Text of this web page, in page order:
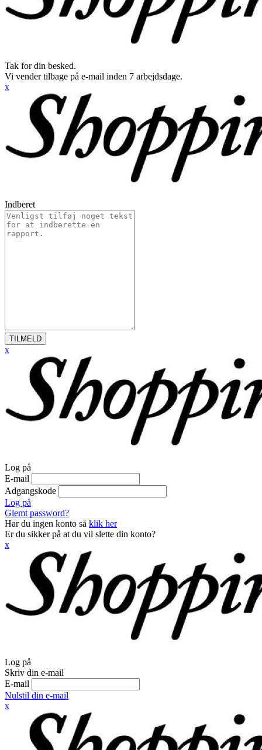
Tak for din besked.
Vi vender tilbage på e-mail inden 7 arbejdsdage.
x
Indberet
TILMELD
x
Log på
E-mail
Adgangskode
Log på
Glemt password?
Har du ingen konto så klik her
Er du sikker på at du vil slette din konto?
x
Log på
Skriv din e-mail
E-mail
Nulstil din e-mail
x